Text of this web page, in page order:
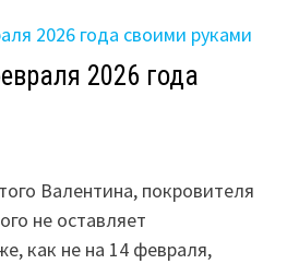
2026 года
Валентина, покровителя
не оставляет
как не на 14 февраля,